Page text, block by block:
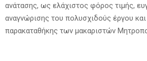
ανάτασης, ως ελάχιστος φόρος τιμής,
αναγνώρισης του πολυσχιδούς έργου και
παρακαταθήκης των μακαριστών